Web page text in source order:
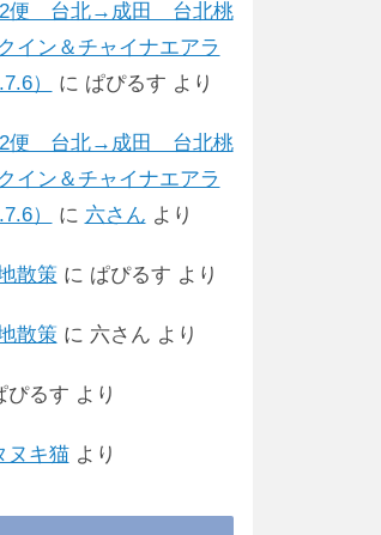
便 台北→成田 台北桃
イン＆チャイナエアラ
）
に ぱぴるす より
便 台北→成田 台北桃
イン＆チャイナエアラ
）
に 六さん より
散策 に ぱぴるす より
散策 に 六さん より
ぴるす より
ヌキ猫より